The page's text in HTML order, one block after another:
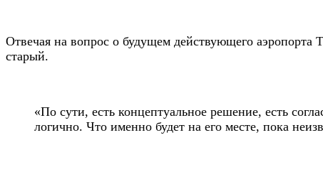
Отвечая на вопрос о будущем действующего аэропорта
старый.
«По сути, есть концептуальное решение, есть
логично. Что именно будет на его месте, пока